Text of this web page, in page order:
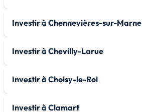
Investir à Chennevières-sur-Marne
Investir à Chevilly-Larue
Investir à Choisy-le-Roi
Investir à Clamart